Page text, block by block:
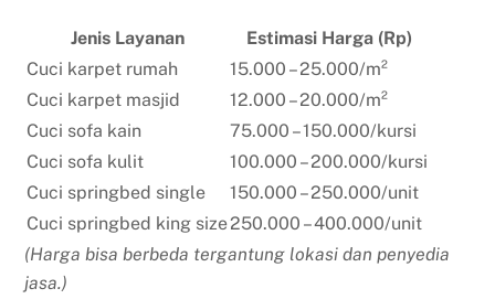
Jenis Layanan
Estimasi Harga (Rp)
Cuci karpet rumah
15.000 – 25.000/m²
Cuci karpet masjid
12.000 – 20.000/m²
Cuci sofa kain
75.000 – 150.000/kursi
Cuci sofa kulit
100.000 – 200.000/kursi
Cuci springbed single
150.000 – 250.000/unit
Cuci springbed king size250.000 – 400.000/unit
(Harga bisa berbeda tergantung lokasi dan penyedia
jasa.)